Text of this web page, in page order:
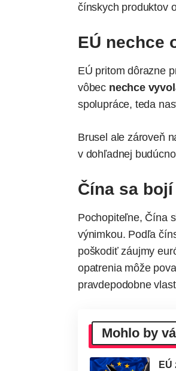
čínskych produktov
EÚ nechce
EÚ pritom dôrazne
vôbec nechce
spolupráce, teda
Brusel ale zároveň
v dohľadnej
Čína sa
Pochopiteľne, Čína
výnimkou. Podľa
poškodiť záujmy
opatrenia môže
pravdepodobne
Mohlo by